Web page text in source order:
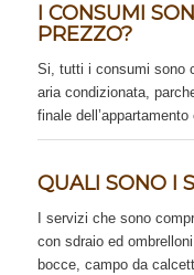
I CONSUMI
PREZZO?
Si, tutti i consumi sono
aria condizionata,
finale
QUALI SONO I
I servizi che sono
con sdraio ed
bocce, campo da